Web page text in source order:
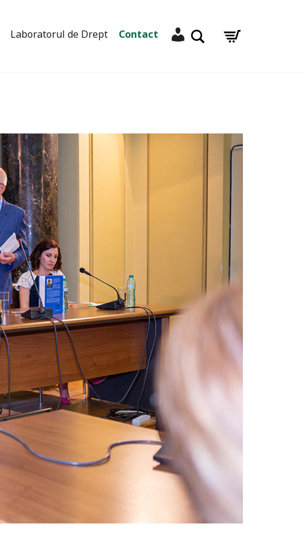
Laboratorul de Drept Contact Contul meuCaută